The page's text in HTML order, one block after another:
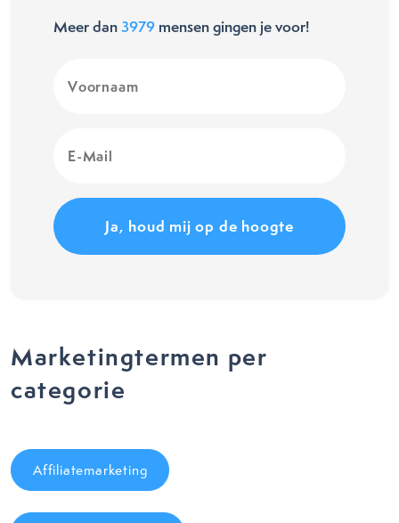
Meer dan3979 mensen gingen je voor!
(Vereist)
Mail
Marketingtermen per
categorie
Affiliatemarketing